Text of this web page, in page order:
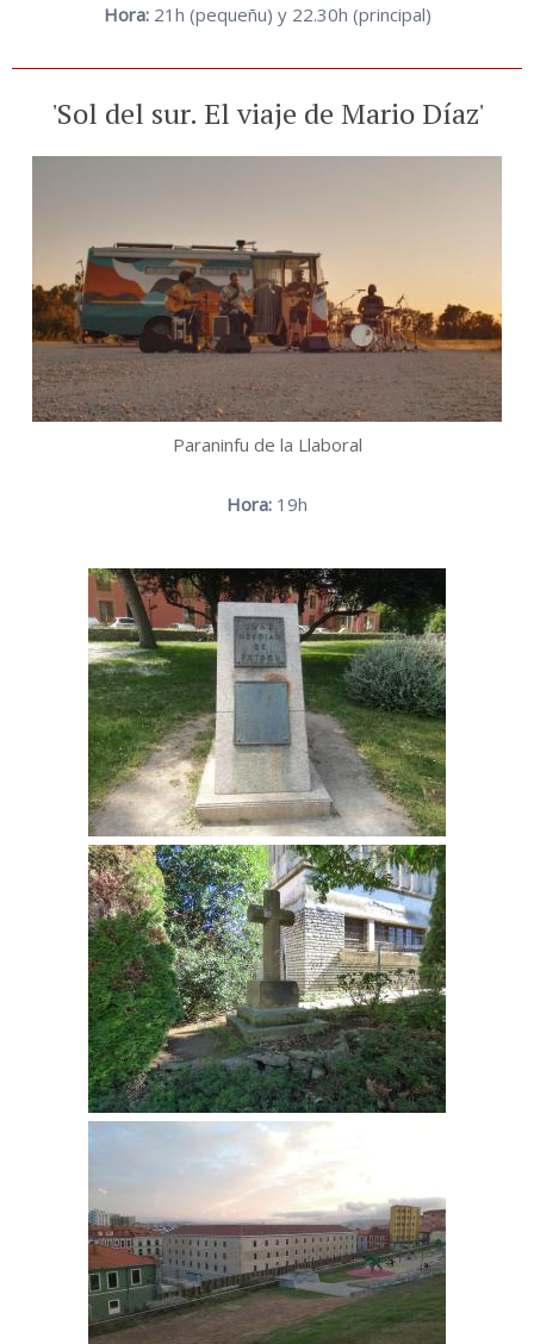
Hora:21h (pequeñu) y 22.30h (principal)
'Sol del sur. El viaje de Mario Díaz'
Paraninfu de la Llaboral
Hora: 19h